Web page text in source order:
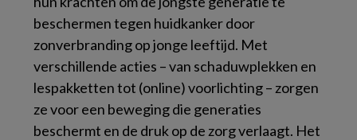
beschermen tegen huidkanker door
zonverbranding op jonge leeftijd. Met
verschillende acties – van schaduwplekken en
lespakketten tot (online) voorlichting – zorgen
ze voor een beweging die generaties
beschermt en de druk op de zorg verlaagt. Het